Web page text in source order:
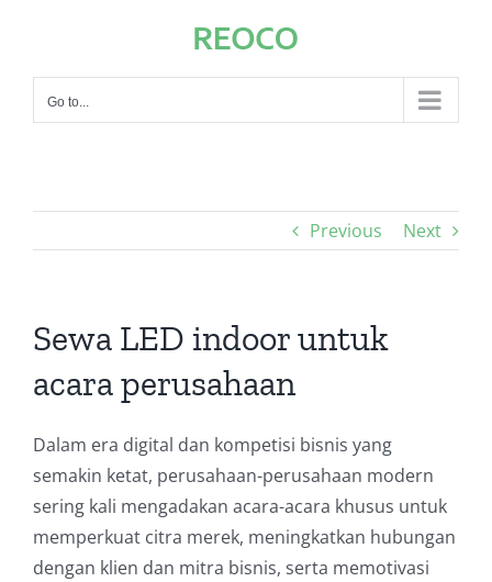
content
Go to...
Previous Next
Sewa LED indoor untuk
acara perusahaan
Dalam era digital dan kompetisi bisnis yang
semakin ketat, perusahaan-perusahaan modern
sering kali mengadakan acara-acara khusus untuk
memperkuat citra merek, meningkatkan hubungan
dengan klien dan mitra bisnis, serta memotivasi